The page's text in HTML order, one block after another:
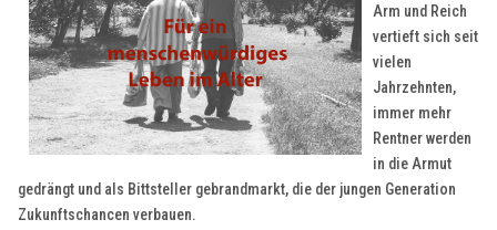
Arm und Reich
vertieft sich seit
vielen
Jahrzehnten,
immer mehr
Rentner werden
in die Armut
gedrängt und als Bittsteller gebrandmarkt, die der jungen Generation
Zukunftschancen verbauen.